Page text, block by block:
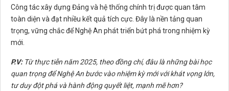
Công tác xây dựng Đảng và hệ thống chính trị được quan tâm
toàn diện và đạt nhiều kết quả tích cực. Đây là nền tảng quan
trọng, vững chắc để Nghệ An phát triển bứt phá trong nhiệm kỳ
mới.
P.V: Từ thực tiễn năm 2025, theo đồng chí, đâu là những bài học
quan trọng để Nghệ An bước vào nhiệm kỳ mới với khát vọng lớn,
tư duy đột phá và hành động quyết liệt, mạnh mẽ hơn?